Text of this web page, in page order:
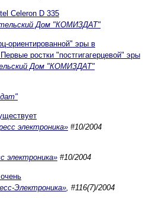
Celeron D 335
Дом "КОМИЗДАТ"
ориентированной" эры в
ростки "постгигагерцевой" эры
Дом "КОМИЗДАТ"
электроника» #10/2004
электроника» #10/2004
Электроника», #116(7)/2004